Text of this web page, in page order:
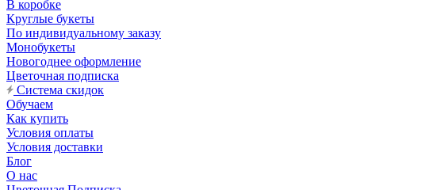
В коробке
Круглые букеты
По индивидуальному заказу
Монобукеты
Новогоднее оформление
Цветочная подписка
Система скидок
Обучаем
Как купить
Условия оплаты
Условия доставки
Блог
О нас